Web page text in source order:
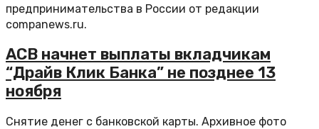
предпринимательства в России от редакции
companews.ru.
АСВ начнет выплаты вкладчикам
“Драйв Клик Банка” не позднее 13
ноября
Снятие денег с банковской карты. Архивное фото